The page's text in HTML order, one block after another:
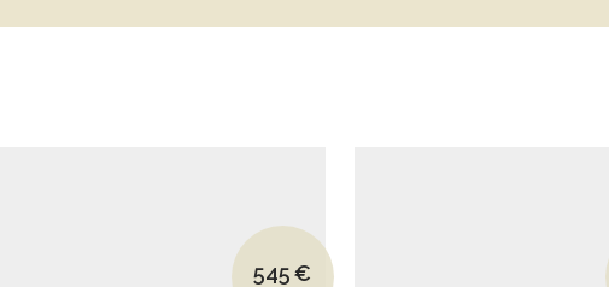
Le prix initial était : 1092€.
545 €